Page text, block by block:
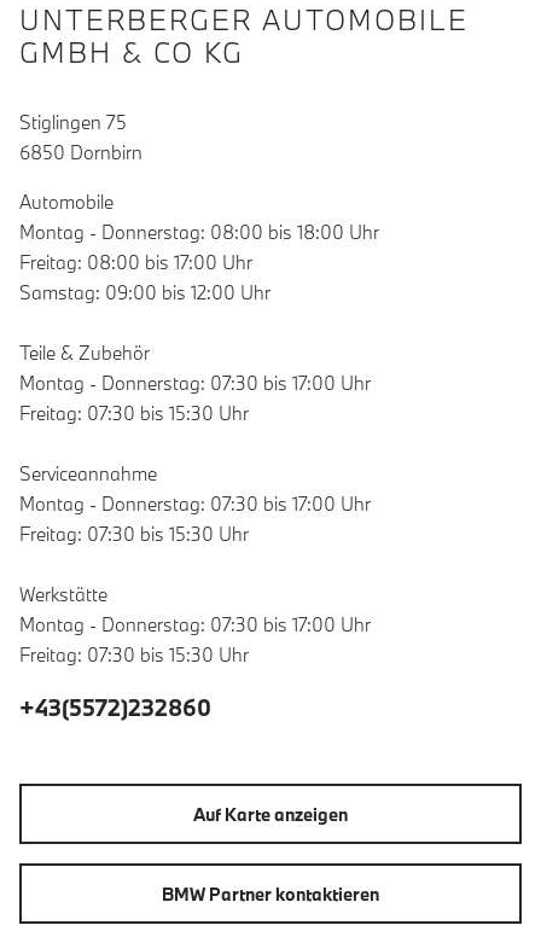
UNTERBERGER AUTOMOBILE
GMBH & CO KG
Stiglingen 75
6850 Dornbirn
Automobile
Montag - Donnerstag: 08:00 bis 18:00 Uhr
Freitag: 08:00 bis 17:00 Uhr
Samstag: 09:00 bis 12:00 Uhr
Teile & Zubehör
Montag - Donnerstag: 07:30 bis 17:00 Uhr
Freitag: 07:30 bis 15:30 Uhr
Serviceannahme
Montag - Donnerstag: 07:30 bis 17:00 Uhr
Freitag: 07:30 bis 15:30 Uhr
Werkstätte
Montag - Donnerstag: 07:30 bis 17:00 Uhr
Freitag: 07:30 bis 15:30 Uhr
+43(5572)232860
Auf Karte anzeigen
BMW Partner kontaktieren